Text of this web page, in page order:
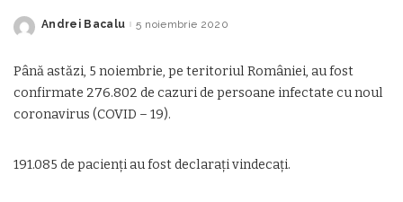
19)
Posted
Andrei Bacalu 5 noiembrie 2020
Până astăzi, 5 noiembrie, pe teritoriul României, au fost
confirmate 276.802 de cazuri de persoane infectate cu noul
coronavirus (COVID – 19).
191.085 de pacienți au fost declarați vindecați.